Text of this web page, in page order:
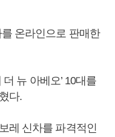
온라인으로 판매한
뉴 아베오’ 10대를
다.
레 신차를 파격적인